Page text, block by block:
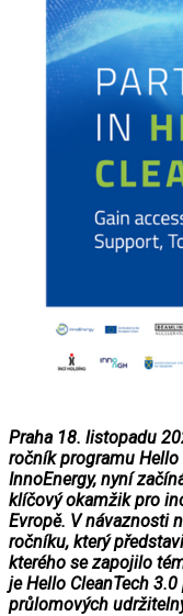
Praha 18. listopadu
ročník programu Hello
InnoEnergy, nyní
klíčový okamžik pro
Evropě. V návaznosti
ročníku, který
kterého se zapojilo
je Hello CleanTech
průlomových